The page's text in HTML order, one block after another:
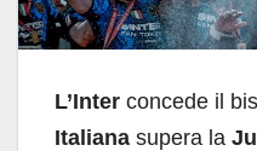
L’Inter concede il
Italiana supera la